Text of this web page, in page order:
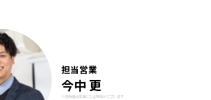
担当営業
今中 更
※担当者は変更になる場合がございます